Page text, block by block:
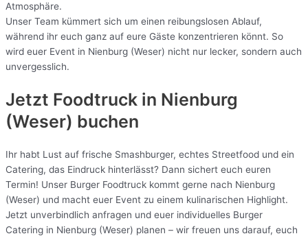
Atmosphäre.
Unser Team kümmert sich um einen reibungslosen Ablauf,
während ihr euch ganz auf eure Gäste konzentrieren könnt. So
wird euer Event in Nienburg (Weser) nicht nur lecker, sondern auch
unvergesslich.
Jetzt Foodtruck in Nienburg
(Weser) buchen
Ihr habt Lust auf frische Smashburger, echtes Streetfood und ein
Catering, das Eindruck hinterlässt? Dann sichert euch euren
Termin! Unser Burger Foodtruck kommt gerne nach Nienburg
(Weser) und macht euer Event zu einem kulinarischen Highlight.
Jetzt unverbindlich anfragen und euer individuelles Burger
Catering in Nienburg (Weser) planen – wir freuen uns darauf, euch